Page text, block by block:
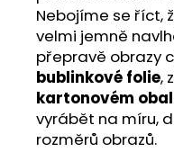
Nebojíme se říct,
velmi jemně
přepravě obrazy
bublinkové folie,
kartonovém
vyrábět na míru,
rozměrů obrazů.